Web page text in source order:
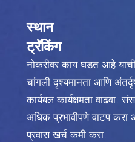
स्थान
ट्रॅकिंग
नोकरीवर काय घडत आहे
चांगली दृश्यमानता आणि
कार्यबल कार्यक्षमता वाढवा.
अधिक प्रभावीपणे वाटप करा
प्रवास खर्च कमी करा.